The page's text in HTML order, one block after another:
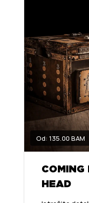
Od: 135.00 BAM
COMING
HEAD